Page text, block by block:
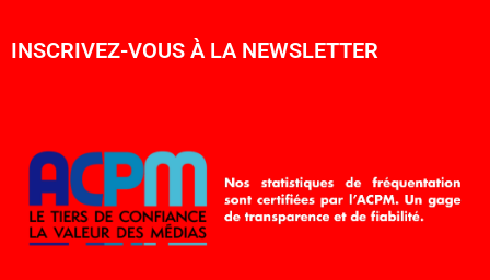
INSCRIVEZ-VOUS À LA NEWSLETTER